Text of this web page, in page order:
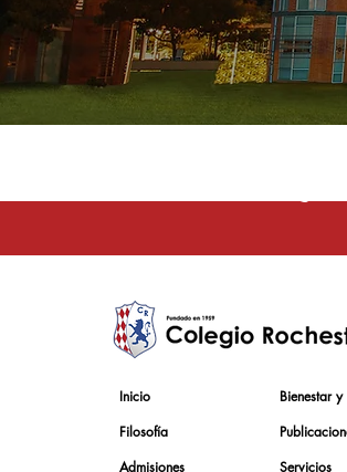
La
Inicio
Filosofía
Admisiones
Bienestar
Servicios